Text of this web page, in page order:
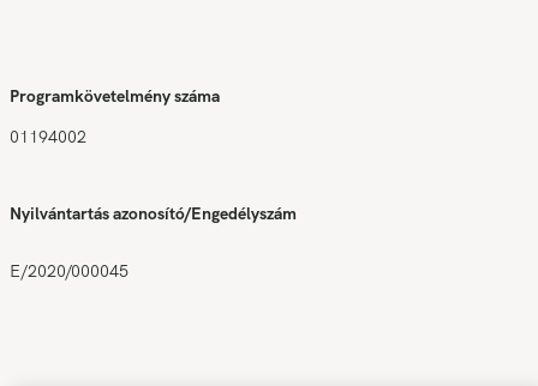
Programkövetelmény száma
01194002
Nyilvántartás azonosító/Engedélyszám
E/2020/000045